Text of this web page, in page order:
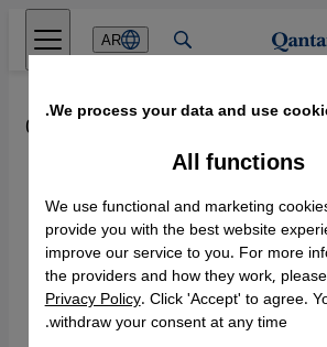
AR
ثلاثية "كمال ·
08.01.2016
وأم
من الهوية
We process your data and use
All functions
We use functional and marketing
provide you with the best website
improve our service to you. For more
the providers and how they work,
Privacy Policy. Click 'Accept' to agree.
withdraw your consent at any time.